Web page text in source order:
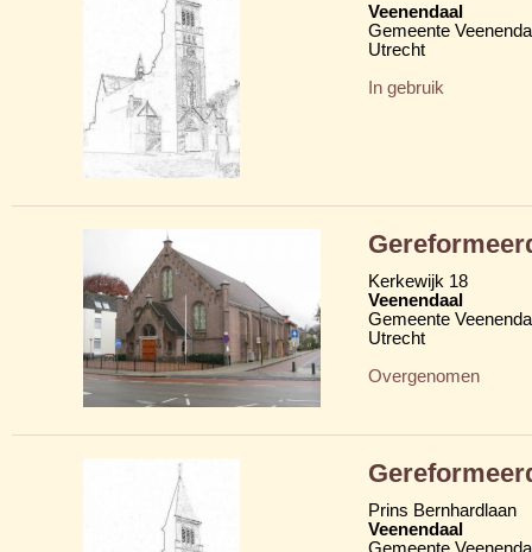
Veenendaal
Gemeente
Utrecht
In gebruik
Kerkewijk 18
Veenendaal
Gemeente
Utrecht
Overgenomen
Prins Bernhardlaan
Veenendaal
Gemeente